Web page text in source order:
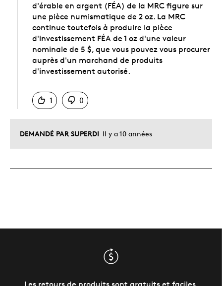
DEMANDÉ PAR SUPERDI Il y a 10 années
d'érable en argent (FÉA) de la MRC figure sur
une pièce numismatique de 2 oz. La MRC
continue toutefois à produire la pièce
d'investissement FÉA de 1 oz d'une valeur
nominale de 5 $, que vous pouvez vous procurer
auprès d'un marchand de produits
d'investissement autorisé.
1
0
Les retours de produits sont gratuits et faciles.